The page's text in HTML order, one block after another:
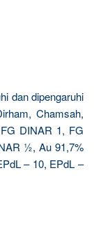
dan dipengaruhi
Chamsah,
DINAR 1, FG
½, Au 91,7%
– 10, EPdL –